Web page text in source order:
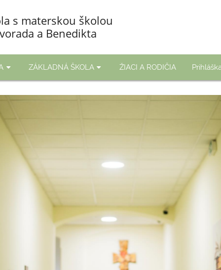
s materskou školou
a Benedikta
ZÁKLADNÁ ŠKOLA ŽIACI A RODIČIA